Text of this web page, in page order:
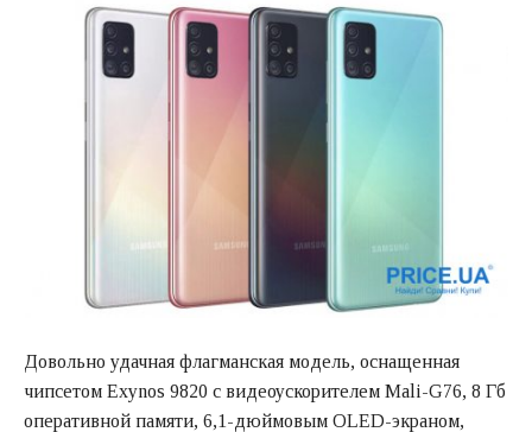
Довольно удачная флагманская модель, оснащенная
чипсетом Exynos 9820 c видеоускорителем Mali-G76, 8 Гб
оперативной памяти, 6,1-дюймовым OLED-экраном,